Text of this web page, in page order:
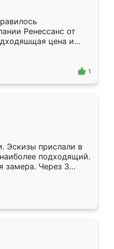
Ренессанс от
цена и
Приехавший
Владислав
самый
1
Эскизы прислали в
подходящий.
замера. Через 3
готова. Остались
Ренессанс
работу!